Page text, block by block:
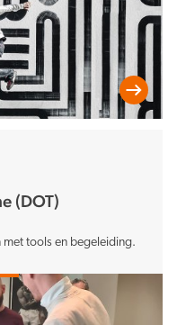
(DOT)
met tools en begeleiding.